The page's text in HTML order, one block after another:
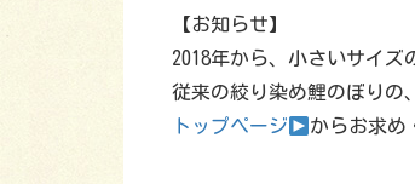
【お知らせ】
2018年から、小さいサイズ
従来の絞り染め鯉のぼりの
トップページ
からお求め